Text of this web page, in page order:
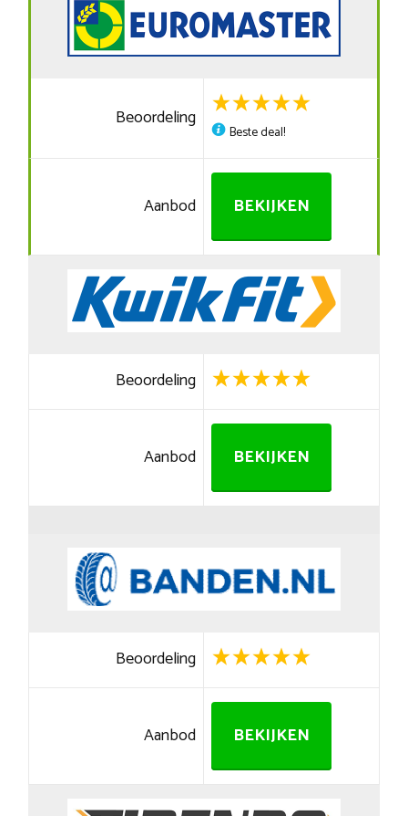
Beoordeling
Beste deal!
Aanbod BEKIJKEN
Beoordeling
Aanbod BEKIJKEN
Beoordeling
Aanbod BEKIJKEN